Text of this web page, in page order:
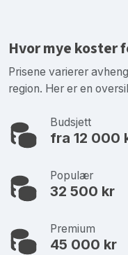
Hvor mye koster
Prisene varierer
region. Her er en
Budsjett
fra 12 000
Populær
32 500 kr
Premium
45 000 kr